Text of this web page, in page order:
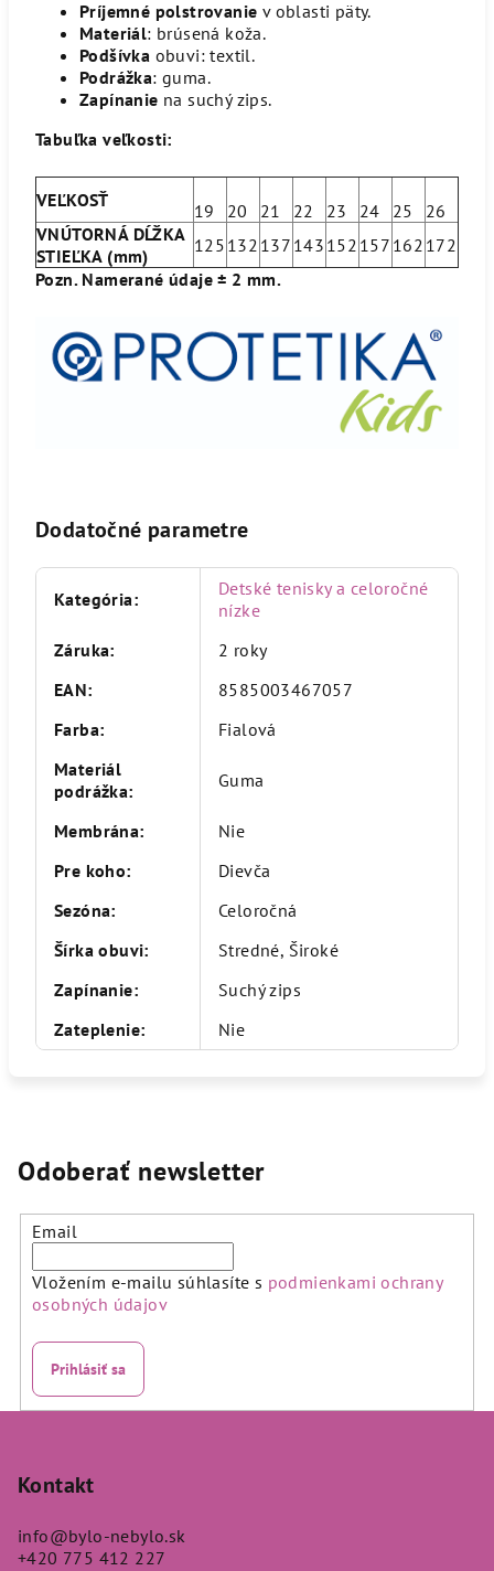
Príjemné polstrovanie v oblasti päty.
Materiál: brúsená koža.
Podšívka obuvi: textil.
Podrážka: guma.
Zapínanie na suchý zips.
Tabuľka veľkosti:
VEĽKOSŤ 19 20 21 22 23 24 25
26
VNÚTORNÁ DĹŽKA
STIEĽKA (mm)
125 132 137 143 152 157 162 172
Pozn. Namerané údaje ± 2 mm.
Dodatočné parametre
Kategória:
Detské tenisky a celoročné
nízke
Záruka:
2 roky
EAN:
8585003467057
Farba:
Fialová
Materiál
podrážka: Guma
Membrána:
Nie
Pre koho:
Dievča
Sezóna:
Celoročná
Šírka obuvi:
Stredné, Široké
Zapínanie:
Suchý zips
Zateplenie: Nie
Odoberať newsletter
Email
Vložením e-mailu súhlasíte s podmienkami ochrany
osobných údajov
Prihlásiť sa
Kontakt
info@bylo-nebylo.sk
+420 775 412 227